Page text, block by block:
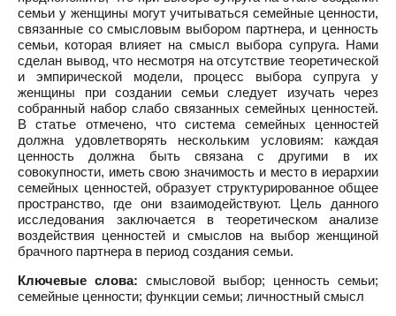
семьи у женщины могут учитываться семейные ценности,
связанные со смысловым выбором партнера, и ценность
семьи, которая влияет на смысл выбора супруга. Нами
сделан вывод, что несмотря на отсутствие теоретической
и эмпирической модели, процесс выбора супруга у
женщины при создании семьи следует изучать через
собранный набор слабо связанных семейных ценностей.
В статье отмечено, что система семейных ценностей
должна удовлетворять нескольким условиям: каждая
ценность должна быть связана с другими в их
совокупности, иметь свою значимость и место в иерархии
семейных ценностей, образует структурированное общее
пространство, где они взаимодействуют. Цель данного
исследования заключается в теоретическом анализе
воздействия ценностей и смыслов на выбор женщиной
брачного партнера в период создания семьи.
Ключевые слова: смысловой выбор; ценность семьи;
семейные ценности; функции семьи; личностный смысл